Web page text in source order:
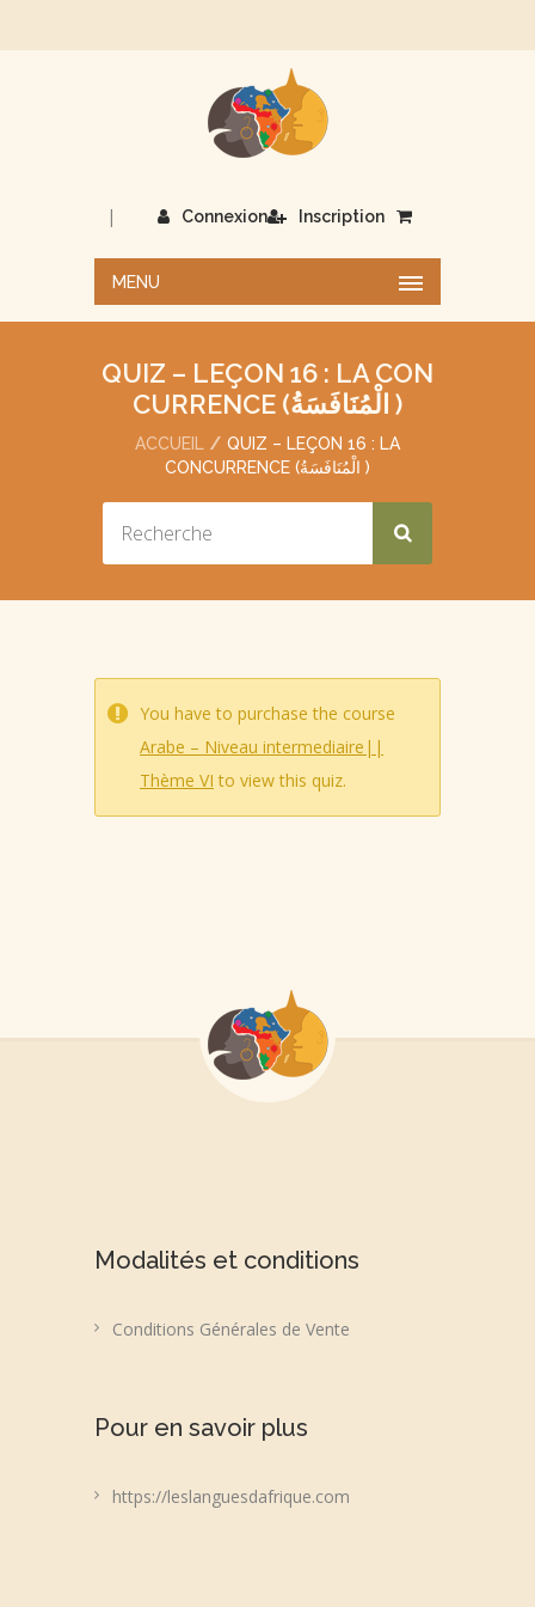
Connexion
| Inscription
MENU
QUIZ – LEÇON 16 : LA CON
CURRENCE (الْمُنَافَسَةُ )
ACCUEIL
QUIZ – LEÇON 16 : LA
CONCURRENCE (الْمُنَافَسَةُ )
You have to purchase the course
Arabe – Niveau intermediaire||
Thème VI to view this quiz.
Modalités et conditions
Conditions Générales de Vente
Pour en savoir plus
https://leslanguesdafrique.com